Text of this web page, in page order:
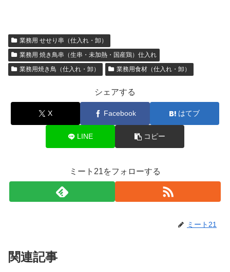
業務用 せせり串（仕入れ・卸）
業務用 焼き鳥串（生串・未加熱・国産鶏）仕入れ
業務用焼き鳥（仕入れ・卸）
業務用食材（仕入れ・卸）
シェアする
X Facebook はてブ
LINE コピー
ミート21をフォローする
ミート21
関連記事